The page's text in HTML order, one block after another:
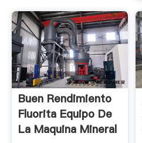
Buen Rendimiento
Fluorita Equipo De
La Maquina Mineral